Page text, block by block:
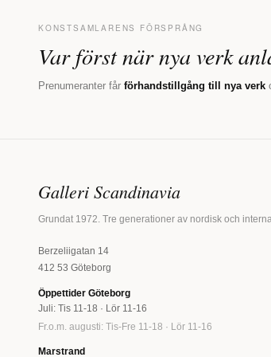
KONSTSAMLARENS FÖRSPRÅNG
Var först när nya verk
Prenumeranter får förhandstillgång till nya verk
Galleri Scandinavia
Grundat 1972. Tre generationer av nordisk och
Berzeliigatan 14
412 53 Göteborg
Öppettider Göteborg
Juli: Tis 11-18 · Lör 11-16
Fr.o.m. augusti: Tis-Fre 11-18 · Lör 11-16
Marstrand